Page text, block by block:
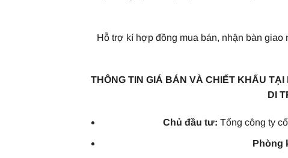
Hỗ trợ kí hợp đồng mua bán, nhận bàn
THÔNG TIN GIÁ BÁN VÀ CHIẾT KHẤU
DI
Chủ đầu tư: Tổng công ty
Phòng